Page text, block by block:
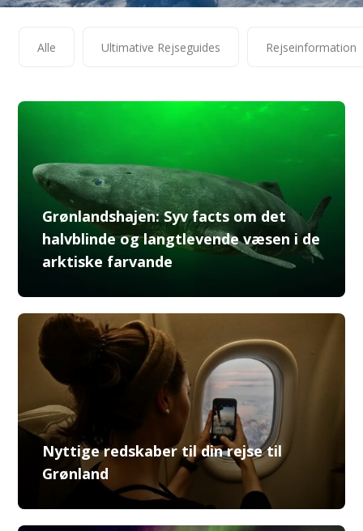
Alle Ultimative Rejseguides Rejseinformation
Grønlandshajen: Syv facts om det
halvblinde og langtlevende væsen i de
arktiske farvande
Nyttige redskaber til din rejse til
Grønland